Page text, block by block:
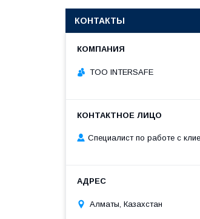
КОНТАКТЫ
TOO INTERSAFE
Специалист по работе с
Алматы, Казахстан